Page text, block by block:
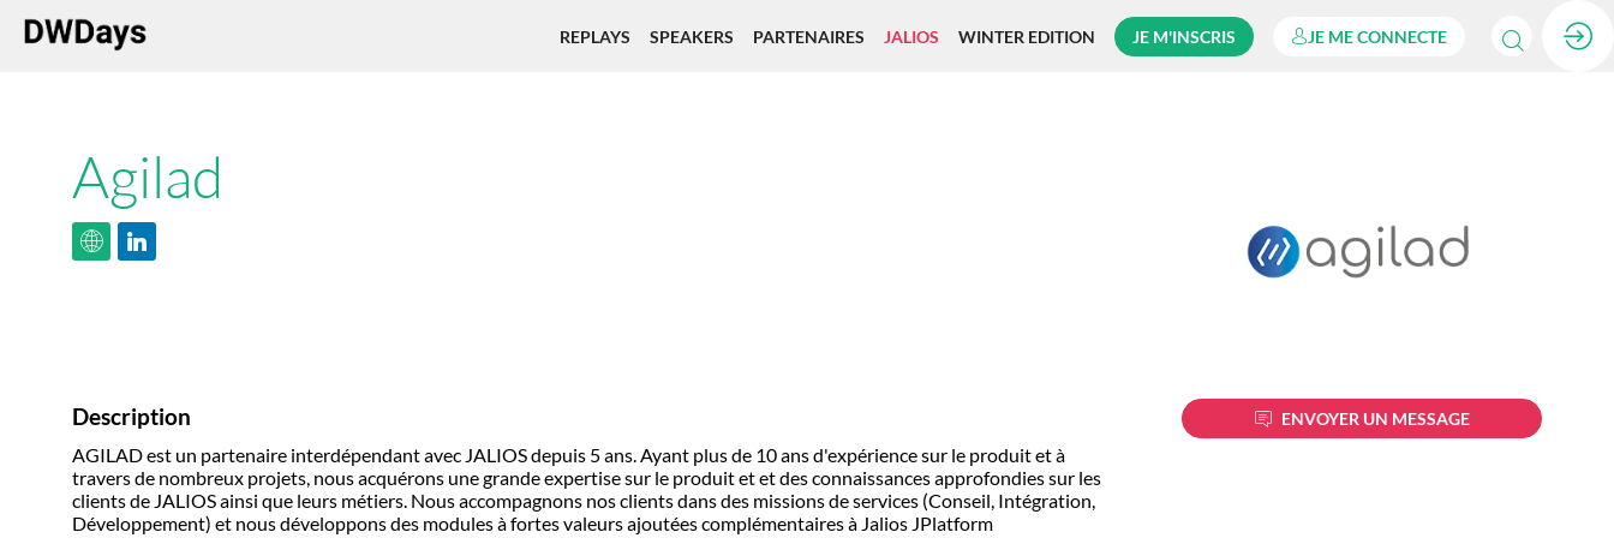
REPLAYS SPEAKERS PARTENAIRES JALIOS WINTER EDITION JE M'INSCRIS JE ME CONNECTE
Agilad
ENVOYER UN MESSAGE
Description
AGILAD est un partenaire interdépendant avec JALIOS depuis 5 ans. Ayant plus de 10 ans d'expérience sur le produit et à
travers de nombreux projets, nous acquérons une grande expertise sur le produit et et des connaissances approfondies sur les
clients de JALIOS ainsi que leurs métiers. Nous accompagnons nos clients dans des missions de services (Conseil, Intégration,
Développement) et nous développons des modules à fortes valeurs ajoutées complémentaires à Jalios JPlatform